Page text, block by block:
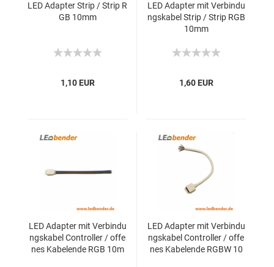
LED Adapter Strip / Strip R
GB 10mm
1,10 EUR
LED Adapter mit Verbindu
ngskabel Strip / Strip RGB
10mm
1,60 EUR
LED Adapter mit Verbindu
ngskabel Controller / offe
nes Kabelende RGB 10m
LED Adapter mit Verbindu
ngskabel Controller / offe
nes Kabelende RGBW 10